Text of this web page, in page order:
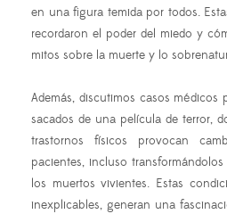
en una figura temida por todos.
recordaron el poder del miedo y
mitos sobre la muerte y lo
Además, discutimos casos médicos
sacados de una película de terror,
trastornos físicos provocan
pacientes, incluso
los muertos vivientes. Estas
inexplicables, generan una